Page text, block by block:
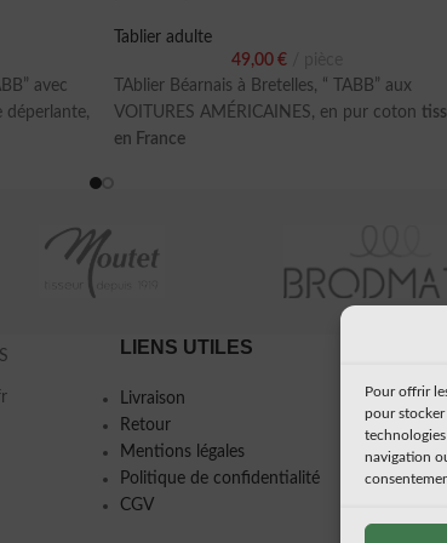
Pour offrir
pour stocker
navigation
avec
déperlante,
Tablier adulte
49,00 €
TAblier Béarnais à Bretelles, “ TABB” aux
VOITURES AMÉRICAINES, en pur coton
en France
LIENS UTILES
Livraison
Retour
Mentions légales
Politique de confidentialité
CGV
Mon
Presse